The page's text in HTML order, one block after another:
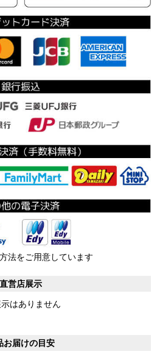
法をご用意しています
直営店展示
はありません
お届けの目安